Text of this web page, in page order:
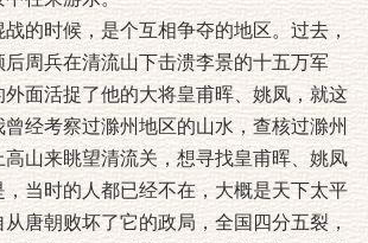
时候，是个互相争夺的地区。过去，
周兵在清流山下击溃李景的十五万军
面活捉了他的大将皇甫晖、姚凤，就这
经考察过滁州地区的山水，查核过滁州
山来眺望清流关，想寻找皇甫晖、姚凤
当时的人都已经不在，大概是天下太平
唐朝败坏了它的政局，全国四分五裂，